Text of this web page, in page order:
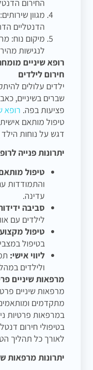
החירום
מגוון
הדנטליים
מיקום נוח:
לנגישות
רופא שיניים
חירום לילדים
ילדים עלולים
שברים בשיניים,
פציעות בפה. רופא
טיפול מותאם
דגש על נוחות
יתרונות פנייה
טיפול
והתמודדות
עדינה.
סביבה
לילדים עם
טיפול
בטיפול
ליווי אישי:
ולילדים
מרפאות שיניים
מרפאות שיניים
מתקדמים
במרפאות פרטיות
בטיפולי חירום
לאורך כל תהליך
יתרונות מרפאות